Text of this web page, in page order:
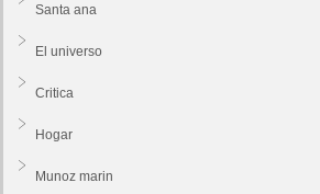
Santa ana
El universo
Critica
Hogar
Munoz marin